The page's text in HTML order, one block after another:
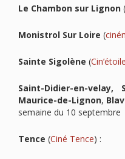
Le Chambon sur Lignon (
Monistrol Sur Loire (
Sainte Sigolène (
Saint-Didier-en-velay,
Maurice-de-Lignon,
semaine du 10 septembre
Tence (Ciné Tence) :